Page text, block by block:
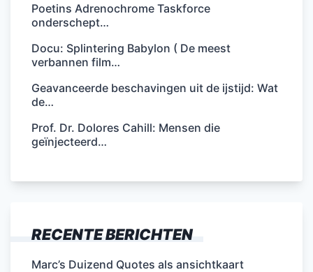
Poetins Adrenochrome Taskforce
onderschept…
Docu: Splintering Babylon ( De meest
verbannen film…
Geavanceerde beschavingen uit de ijstijd: Wat
de…
Prof. Dr. Dolores Cahill: Mensen die
geïnjecteerd…
RECENTE BERICHTEN
Marc’s Duizend Quotes als ansichtkaart